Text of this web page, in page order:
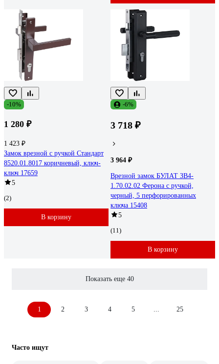
-10%
1 280 ₽
1 423 ₽
Замок врезной с ручкой Стандарт
8520.01.8017 коричневый, ключ-
ключ 17659
5
(2)
В корзину
-6%
3 718 ₽
3 964 ₽
Врезной замок БУЛАТ ЗВ4-
1.70.02.02 Ферона с ручкой,
черный, 5 перфорированных
ключа 15408
5
(11)
В корзину
Показать еще 40
1 2 3 4 5 25
Часто ищут